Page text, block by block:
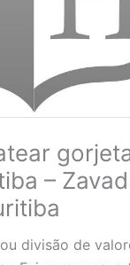
–
divisão de